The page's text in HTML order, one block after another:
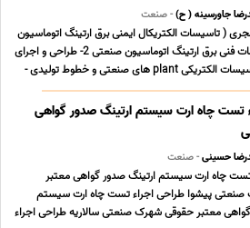
جاورسینه ( ح)- صنعت
( تاسیسات الکتریکال ایمنی برق ارتینگ اتوماسیون
صنعتی ) خدمات فنی برق ارتینگ اتوماسیون صنعتی 2- طراحی و اجرای
تجهیزات و تاسیسات الکتریکی plant های صنعتی و خطوط تولیدی -
دستگاه ها و سیستم های صنعتی در خطوط تولید -
پیشگیرانه ی کارخ ... ...
تست چاه ارت سیستم ارتینگ صدور گواهی
حسینی- صنعت
چاه ارت سیستم ارتینگ صدور گواهی معتبر
پیشوا طراحی اجراء تست چاه ارت سیستم
معتبر حقوقی شهرک صنعتی سالاریه طراحی اجراء